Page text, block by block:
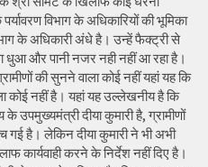
विभाग के अधिकारियों की भूमिका
के अधिकारी अंधे है। उन्हें फैक्ट्री से
धुआ और पानी नजर नही नहीं आ रहा है।
की सुनने वाला कोई नहीं यहां यह कि
कोई नहीं है। यहां यह उल्लेखनीय है कि
के उपमुख्यमंत्री दीया कुमारी है, ग्रामीणों
गई है। लेकिन दीया कुमारी ने भी अभी
कार्यवाही करने के निर्देश नहीं दिए है।